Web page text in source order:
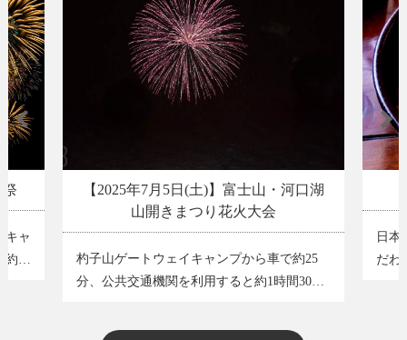
湖
25
吉田のうどん
日本一硬い麺に、醤油・味噌の出汁が絡むこ
だわりの郷土料理 …
気象
さ体